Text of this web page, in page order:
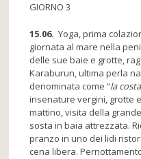
GIORNO 3
15.06. Yoga, prima
giornata al mare nella
delle sue baie e grotte,
Karaburun, ultima perla
denominata come “la
insenature vergini, grotte
mattino, visita della
sosta in baia attrezzata.
pranzo in uno dei lidi
cena libera.